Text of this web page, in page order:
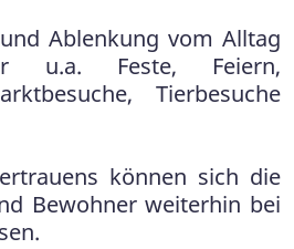
Ablenkung vom Alltag
u.a. Feste, Feiern,
Tierbesuche
können sich die
Bewohner weiterhin bei